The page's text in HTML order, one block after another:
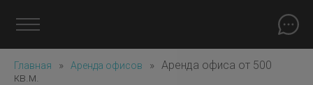
Главная » Аренда офисов » Аренда офиса от 500
кв.м.